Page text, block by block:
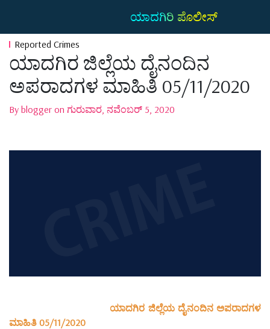
ಯಾದಗಿರಿ ಪೊಲೀಸ್
Reported Crimes
ಯಾದಗಿರ ಜಿಲ್ಲೆಯ ದೈನಂದಿನ
ಅಪರಾದಗಳ ಮಾಹಿತಿ 05/11/2020
By blogger on ಗುರುವಾರ, ನವೆಂಬರ್ 5, 2020
ಯಾದಗಿರ ಜಿಲ್ಲೆಯ ದೈನಂದಿನ ಅಪರಾದಗಳ
ಮಾಹಿತಿ 05/11/2020